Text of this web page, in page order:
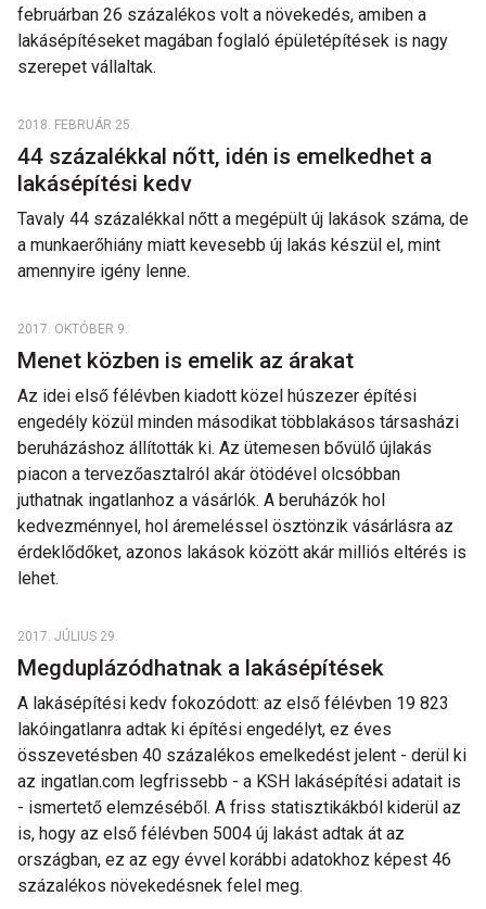
februárban 26 százalékos volt a növekedés, amiben a
lakásépítéseket magában foglaló épületépítések is nagy
szerepet vállaltak.
2018. FEBRUÁR 25.
44 százalékkal nőtt, idén is emelkedhet a
lakásépítési kedv
Tavaly 44 százalékkal nőtt a megépült új lakások száma, de
a munkaerőhiány miatt kevesebb új lakás készül el, mint
amennyire igény lenne.
2017. OKTÓBER 9.
Menet közben is emelik az árakat
Az idei első félévben kiadott közel húszezer építési
engedély közül minden másodikat többlakásos társasházi
beruházáshoz állították ki. Az ütemesen bővülő újlakás
piacon a tervezőasztalról akár ötödével olcsóbban
juthatnak ingatlanhoz a vásárlók. A beruházók hol
kedvezménnyel, hol áremeléssel ösztönzik vásárlásra az
érdeklődőket, azonos lakások között akár milliós eltérés is
lehet.
2017. JÚLIUS 29.
Megduplázódhatnak a lakásépítések
A lakásépítési kedv fokozódott: az első félévben 19 823
lakóingatlanra adtak ki építési engedélyt, ez éves
összevetésben 40 százalékos emelkedést jelent - derül ki
az ingatlan.com legfrissebb - a KSH lakásépítési adatait is
- ismertető elemzéséből. A friss statisztikákból kiderül az
is, hogy az első félévben 5004 új lakást adtak át az
országban, ez az egy évvel korábbi adatokhoz képest 46
százalékos növekedésnek felel meg.